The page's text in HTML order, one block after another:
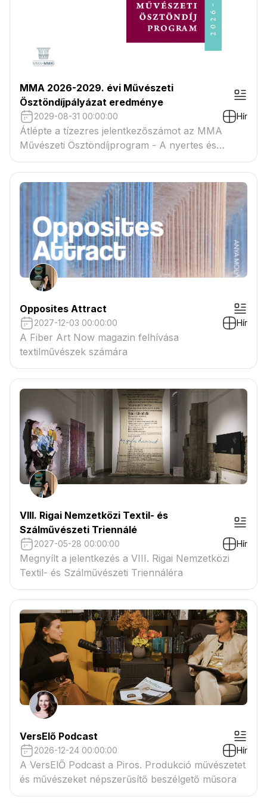
MMA 2026-2029. évi Művészeti
Ösztöndíjpályázat eredménye
2029-08-31 00:00:00 Hír
Átlépte a tízezres jelentkezőszámot az MMA
Művészeti Ösztöndíjprogram - A nyertes és
tartaléklistás pályázók névsora megtekinthető a
csatolmányban
Opposites Attract
2027-12-03 00:00:00 Hír
A Fiber Art Now magazin felhívása
textilművészek számára
VIII. Rigai Nemzetközi Textil- és
Szálművészeti Triennálé
2027-05-28 00:00:00 Hír
Megnyílt a jelentkezés a VIII. Rigai Nemzetközi
Textil- és Szálművészeti Triennáléra
VersElő Podcast
2026-12-24 00:00:00 Hír
A VersElŐ Podcast a Piros. Produkció művészetet
és művészeket népszerűsítő beszélgető műsora